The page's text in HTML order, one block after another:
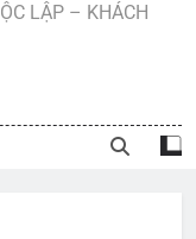
LẬP – KHÁCH